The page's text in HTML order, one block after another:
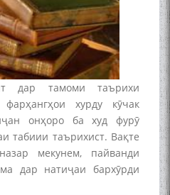
дар тамоми таърихи
хурду кӯчак
онҳоро ба худ фурӯ
табиии таърихист. Вақте
мекунем, пайванди
дар натиҷаи бархӯрди
илмӣ-